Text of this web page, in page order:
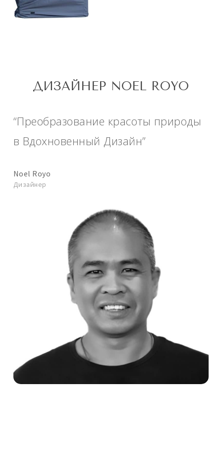
ДИЗАЙНЕР NOEL ROYO
“Преобразование красоты природы
в Вдохновенный Дизайн”
Noel Royo
Дизайнер